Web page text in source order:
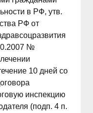
в РФ, утв.
РФ от
№
10 дней со
инспекцию
(подп. 4 п.